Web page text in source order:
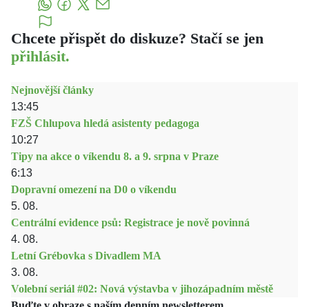
Chcete přispět do diskuze? Stačí se jen
přihlásit.
Nejnovější články
13:45
FZŠ Chlupova hledá asistenty pedagoga
10:27
Tipy na akce o víkendu 8. a 9. srpna v Praze
6:13
Dopravní omezení na D0 o víkendu
5. 08.
Centrální evidence psů: Registrace je nově povinná
4. 08.
Letní Grébovka s Divadlem MA
3. 08.
Volební seriál #02: Nová výstavba v jihozápadním městě